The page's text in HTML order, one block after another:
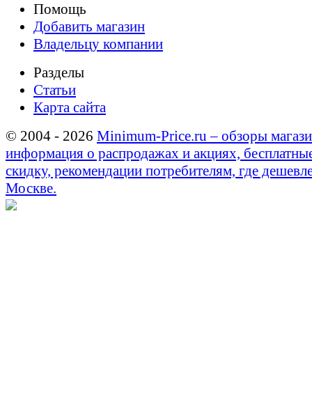
Помощь
Добавить магазин
Владельцу компании
Разделы
Статьи
Карта сайта
© 2004 - 2026 Minimum-Price.ru – обзоры
информация о распродажах и акциях,
скидку, рекомендации потребителям, где
Москве.